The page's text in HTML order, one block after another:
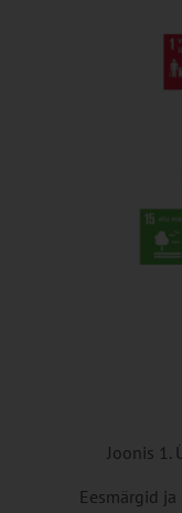
Joonis 1.
Eesmärgid